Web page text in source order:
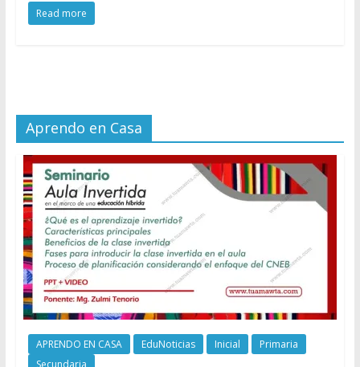
Read more
Aprendo en Casa
APRENDO EN CASA EduNoticias Inicial
Primaria